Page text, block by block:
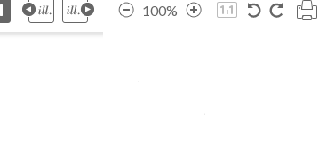
100%